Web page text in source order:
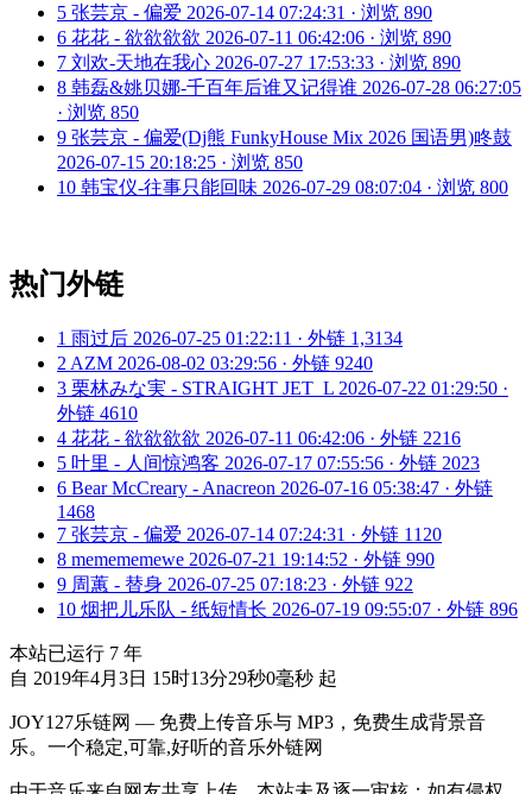
5 张芸京 - 偏爱 2026-07-14 07:24:31 · 浏览 890
6 花花 - 欲欲欲欲 2026-07-11 06:42:06 · 浏览 890
7 刘欢-天地在我心 2026-07-27 17:53:33 · 浏览 890
8 韩磊&姚贝娜-千百年后谁又记得谁 2026-07-28 06:27:05
· 浏览 850
9 张芸京 - 偏爱(Dj熊 FunkyHouse Mix 2026 国语男)咚鼓
2026-07-15 20:18:25 · 浏览 850
10 韩宝仪-往事只能回味 2026-07-29 08:07:04 · 浏览 800
热门外链
1 雨过后 2026-07-25 01:22:11 · 外链 1,3134
2 AZM 2026-08-02 03:29:56 · 外链 9240
3 栗林みな実 - STRAIGHT JET_L 2026-07-22 01:29:50 ·
外链 4610
4 花花 - 欲欲欲欲 2026-07-11 06:42:06 · 外链 2216
5 叶里 - 人间惊鸿客 2026-07-17 07:55:56 · 外链 2023
6 Bear McCreary - Anacreon 2026-07-16 05:38:47 · 外链
1468
7 张芸京 - 偏爱 2026-07-14 07:24:31 · 外链 1120
8 memememewe 2026-07-21 19:14:52 · 外链 990
9 周蕙 - 替身 2026-07-25 07:18:23 · 外链 922
10 烟把儿乐队 - 纸短情长 2026-07-19 09:55:07 · 外链 896
本站已运行 7 年
自 2019年4月3日 15时13分29秒0毫秒 起
JOY127乐链网 — 免费上传音乐与 MP3，免费生成背景音
乐。一个稳定,可靠,好听的音乐外链网